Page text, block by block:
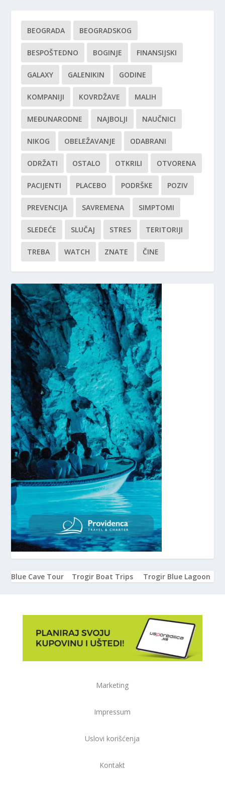
BEOGRADA BEOGRADSKOG
BESPOŠTEDNO BOGINJE FINANSIJSKI
GALAXY GALENIKIN GODINE
KOMPANIJI KOVRDŽAVE MALIH
MEĐUNARODNE NAJBOLJI NAUČNICI
NIKOG OBELEŽAVANJE ODABRANI
ODRŽATI OSTALO OTKRILI OTVORENA
PACIJENTI PLACEBO PODRŠKE POZIV
PREVENCIJA SAVREMENA SIMPTOMI
SLEDEĆE SLUČAJ STRES TERITORIJI
TREBA WATCH ZNATE ČINE
Blue Cave Tour Trogir Boat Trips Trogir Blue Lagoon
Marketing
Impressum
Uslovi korišćenja
Kontakt